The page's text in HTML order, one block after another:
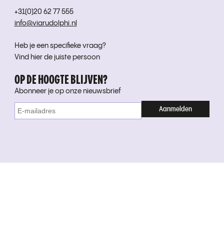
+31(0)20 62 77 555
info@viarudolphi.nl
Heb je een specifieke vraag?
Vind hier de juiste persoon
OP DE HOOGTE BLIJVEN?
Abonneer je op onze nieuwsbrief